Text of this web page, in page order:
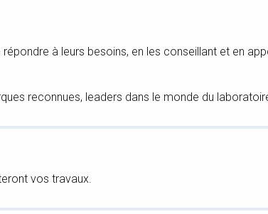
à leurs besoins, en les conseillant et en
reconnues, leaders dans le monde du
vos travaux.